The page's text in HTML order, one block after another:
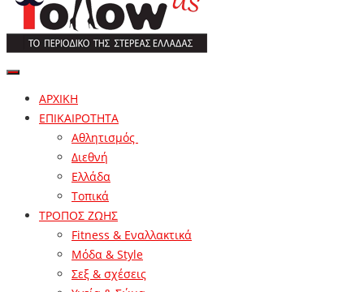
ΑΡΧΙΚΗ
ΕΠΙΚΑΙΡΟΤΗΤΑ
Αθλητισμός
Διεθνή
Ελλάδα
Τοπικά
ΤΡΟΠΟΣ ΖΩΗΣ
Fitness & Εναλλακτικά
Μόδα & Style
Σεξ & σχέσεις